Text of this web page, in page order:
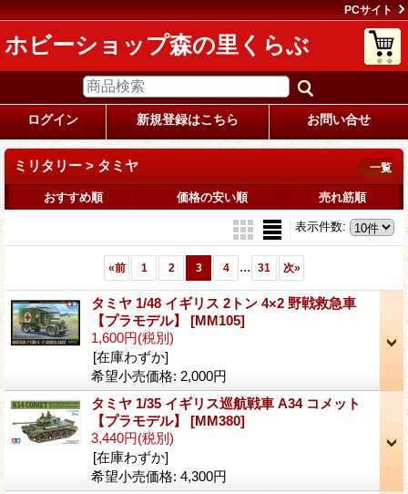
PCサイト
ホビーショップ森の里くらぶ
ログイン 新規登録はこちら お問い合せ
ミリタリー > タミヤ 一覧
おすすめ順 価格の安い順 売れ筋順
表示件数:
«前 1 2 3 4 ... 31 次»
タミヤ 1/48 イギリス 2トン 4×2 野戦救急車
【プラモデル】 [MM105]
1,600円(税別)
[在庫わずか]
希望小売価格: 2,000円
タミヤ 1/35 イギリス巡航戦車 A34 コメット
【プラモデル】 [MM380]
3,440円(税別)
[在庫わずか]
希望小売価格: 4,300円